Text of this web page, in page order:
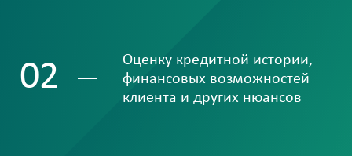
02
Оценку кредитной истории,
финансовых возможностей
клиента и других нюансов